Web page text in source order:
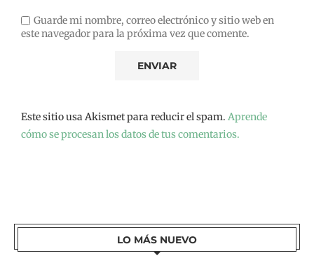
Guarde mi nombre, correo electrónico y sitio web en
este navegador para la próxima vez que comente.
Este sitio usa Akismet para reducir el spam. Aprende
cómo se procesan los datos de tus comentarios.
LO MÁS NUEVO